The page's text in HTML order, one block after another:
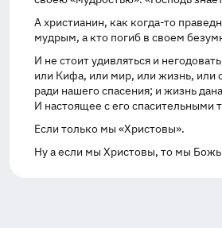
А христианин, как когда-то
мудрым, а кто погиб в своем
И не стоит удивляться и
или Кифа, или мир, или жизнь, или
ради нашего спасения; и жизнь
И настоящее с его
Если только мы «Христовы».
Ну а если мы Христовы, то мы